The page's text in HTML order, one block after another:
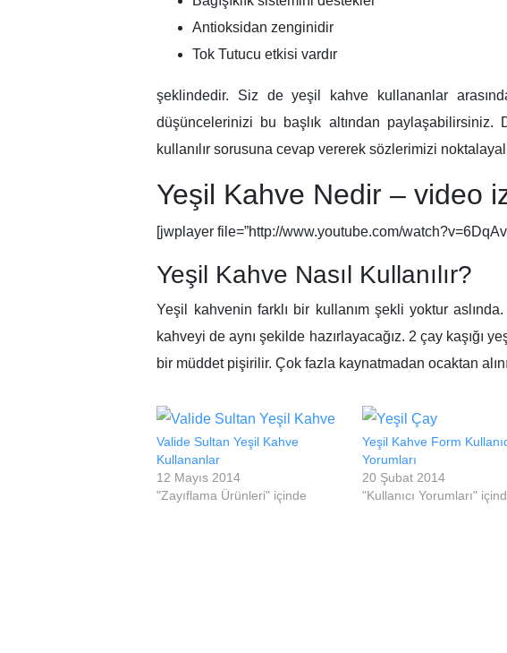
Antioksidan zenginidir
Tok Tutucu etkisi vardır
şeklindedir. Siz de yeşil kahve kullananlar
düşüncelerinizi bu başlık altından paylaşabilirsiniz.
kullanılır sorusuna cevap vererek sözlerimizi
Yeşil Kahve Nedir – video
[jwplayer file=”http://www.youtube.com/
Yeşil Kahve Nasıl Kullanılır?
Yeşil kahvenin farklı bir kullanım şekli yoktur
kahveyi de aynı şekilde hazırlayacağız. 2 çay kaşığı
bir müddet pişirilir. Çok fazla kaynatmadan ocaktan
Valide Sultan Yeşil Kahve
Kullananlar
12 Mayıs 2014
"Zayıflama Ürünleri" içinde
Yeşil Kahve Form
Yorumları
20 Şubat 2014
"Kullanıcı Yorumları"